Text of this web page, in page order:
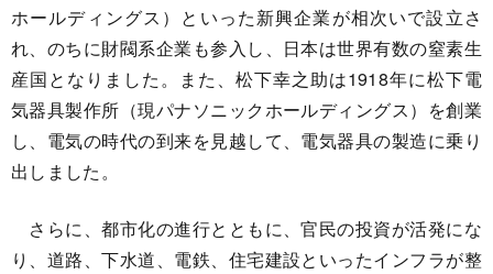
ホールディングス）といった新興企業が相次いで設立さ
れ、のちに財閥系企業も参入し、日本は世界有数の窒素生
産国となりました。また、松下幸之助は1918年に松下電
気器具製作所（現パナソニックホールディングス）を創業
し、電気の時代の到来を見越して、電気器具の製造に乗り
出しました。
さらに、都市化の進行とともに、官民の投資が活発にな
り、道路、下水道、電鉄、住宅建設といったインフラが整